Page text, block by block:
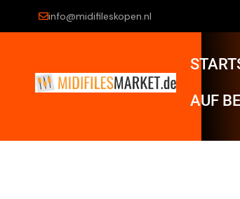
info@midifileskopen.nl
AUF